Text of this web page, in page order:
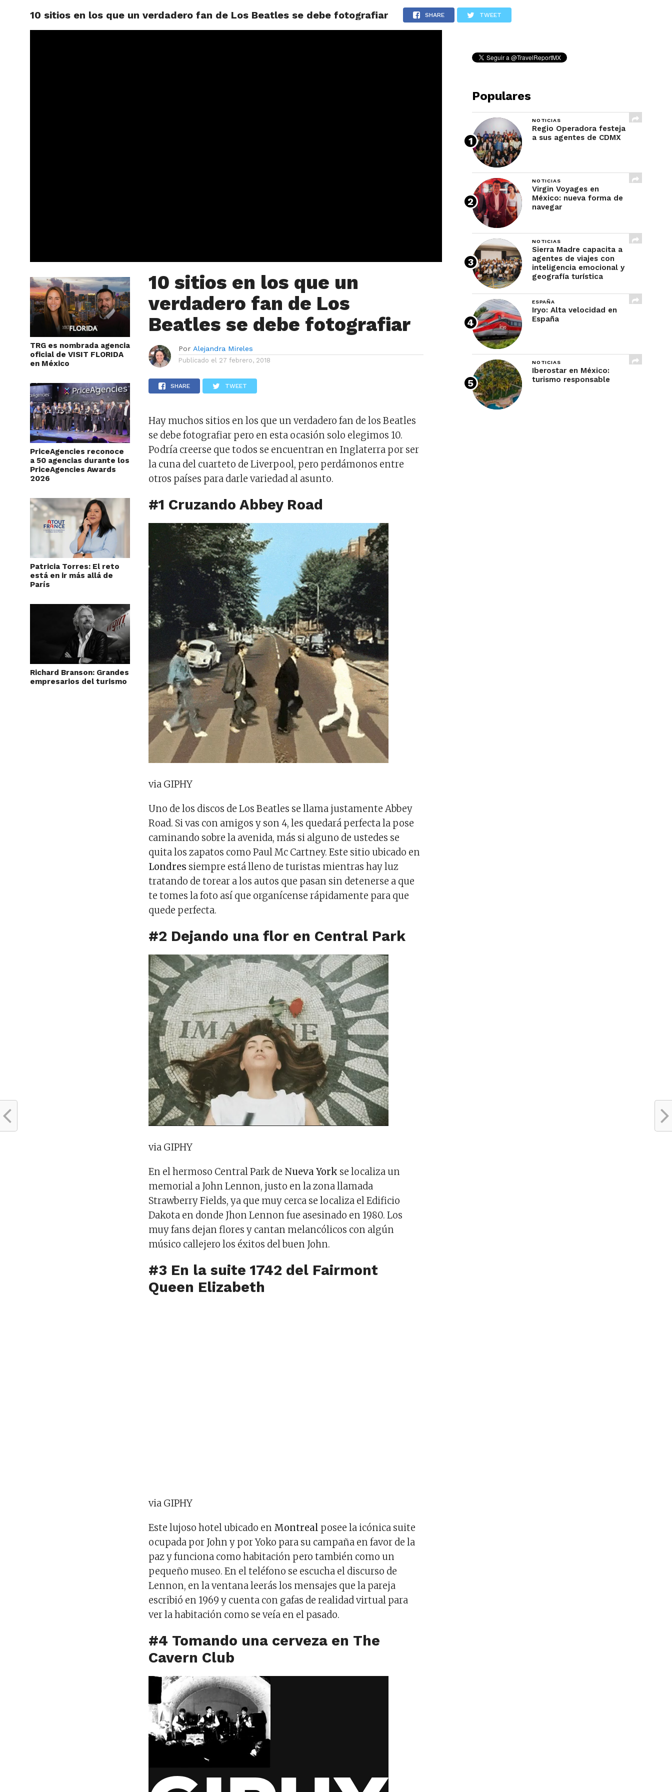
ARTÍCULOS REVIEWS EVENTOS GASTRONOMÍA NOTICIAS REVISTA
10 sitios en los que un verdadero fan de Los Beatles se debe fotografiar SHARE TWEET
TRG es nombrada agencia
oficial de VISIT FLORIDA
en México
PriceAgencies reconoce
a 50 agencias durante los
PriceAgencies Awards
2026
Patricia Torres: El reto
está en ir más allá de
París
Richard Branson: Grandes
empresarios del turismo
10 sitios en los que un
verdadero fan de Los
Beatles se debe fotografiar
Por Alejandra Mireles
Publicado el 27 febrero, 2018
SHARE TWEET
Hay muchos sitios en los que un verdadero fan de los Beatles
se debe fotografiar pero en esta ocasión solo elegimos 10.
Podría creerse que todos se encuentran en Inglaterra por ser
la cuna del cuarteto de Liverpool, pero perdámonos entre
otros países para darle variedad al asunto.
#1 Cruzando Abbey Road
via GIPHY
Uno de los discos de Los Beatles se llama justamente Abbey
Road. Si vas con amigos y son 4, les quedará perfecta la pose
caminando sobre la avenida, más si alguno de ustedes se
quita los zapatos como Paul Mc Cartney. Este sitio ubicado en
Londres siempre está lleno de turistas mientras hay luz
tratando de torear a los autos que pasan sin detenerse a que
te tomes la foto así que organícense rápidamente para que
quede perfecta.
#2 Dejando una flor en Central Park
via GIPHY
En el hermoso Central Park de Nueva York se localiza un
memorial a John Lennon, justo en la zona llamada
Strawberry Fields, ya que muy cerca se localiza el Edificio
Dakota en donde Jhon Lennon fue asesinado en 1980. Los
muy fans dejan flores y cantan melancólicos con algún
músico callejero los éxitos del buen John.
#3 En la suite 1742 del Fairmont
Queen Elizabeth
via GIPHY
Este lujoso hotel ubicado en Montreal posee la icónica suite
ocupada por John y por Yoko para su campaña en favor de la
paz y funciona como habitación pero también como un
pequeño museo. En el teléfono se escucha el discurso de
Lennon, en la ventana leerás los mensajes que la pareja
escribió en 1969 y cuenta con gafas de realidad virtual para
ver la habitación como se veía en el pasado.
#4 Tomando una cerveza en The
Cavern Club
Populares
NOTICIAS
Regio Operadora festeja
a sus agentes de CDMX
NOTICIAS
Virgin Voyages en
México: nueva forma de
navegar
NOTICIAS
Sierra Madre capacita a
agentes de viajes con
inteligencia emocional y
geografía turística
ESPAÑA
Iryo: Alta velocidad en
España
NOTICIAS
Iberostar en México:
turismo responsable